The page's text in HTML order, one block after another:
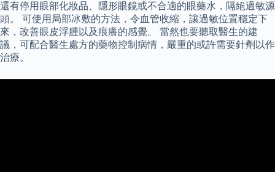
還有停用眼部化妝品、隱形眼鏡或不合適的眼藥水，隔絕過敏源
頭。 可使用局部冰敷的方法，令血管收縮，讓過敏位置穩定下
來，改善眼皮浮腫以及痕癢的感覺。 當然也要聽取醫生的建
議，可配合醫生處方的藥物控制病情，嚴重的或許需要針劑以作
治療。